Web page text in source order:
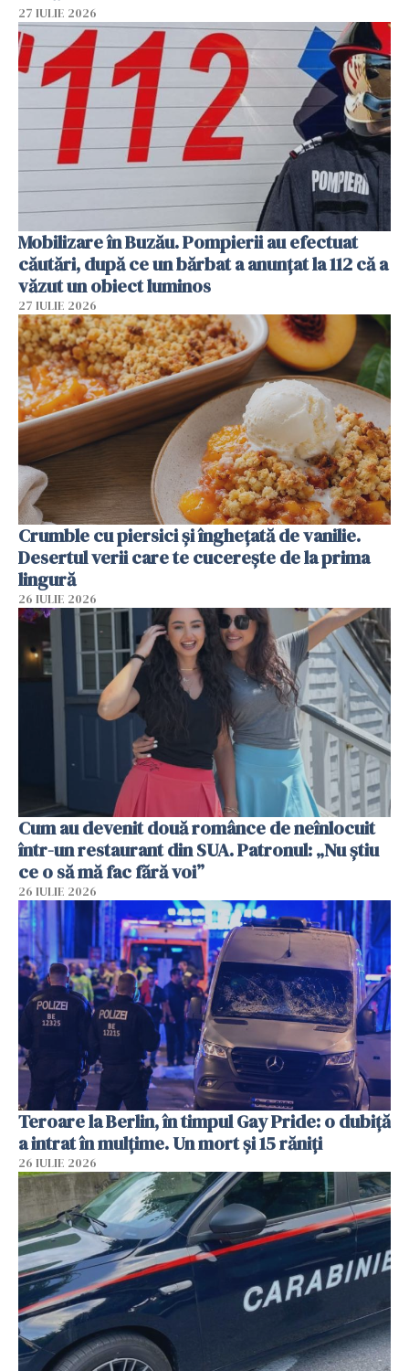
27 IULIE 2026
Mobilizare în Buzău. Pompierii au efectuat
căutări, după ce un bărbat a anunțat la 112 că a
văzut un obiect luminos
27 IULIE 2026
Crumble cu piersici și înghețată de vanilie.
Desertul verii care te cucerește de la prima
lingură
26 IULIE 2026
Cum au devenit două românce de neînlocuit
într-un restaurant din SUA. Patronul: „Nu știu
ce o să mă fac fără voi”
26 IULIE 2026
Teroare la Berlin, în timpul Gay Pride: o dubiță
a intrat în mulțime. Un mort și 15 răniți
26 IULIE 2026